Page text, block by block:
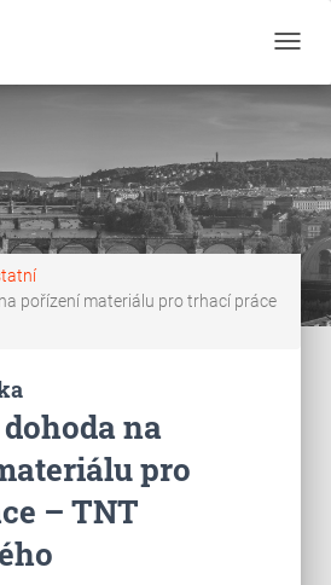
pořízení materiálu pro trhací práce
na
pro
– TNT